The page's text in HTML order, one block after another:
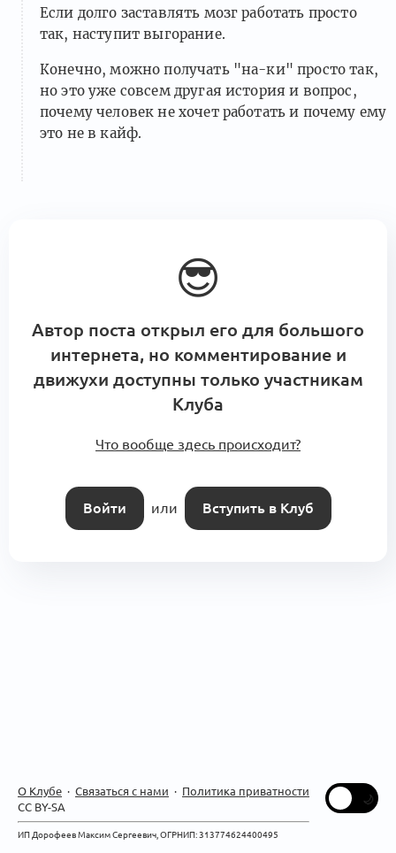
Если долго заставлять мозг работать просто
так, наступит выгорание.
Конечно, можно получать "на-ки" просто так,
но это уже совсем другая история и вопрос,
почему человек не хочет работать и почему ему
это не в кайф.
😎
Автор поста открыл его для большого
интернета, но комментирование и
движухи доступны только участникам
Клуба
Что вообще здесь происходит?
Войти или Вступить в Клуб
О Клубе · Связаться с нами · Политика приватности
CC BY-SA
ИП Дорофеев Максим Сергеевич, ОГРНИП: 313774624400495